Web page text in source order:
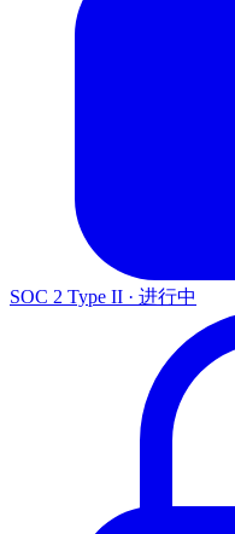
SOC 2 Type II · 进行中